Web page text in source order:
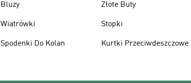
Bluzy
Wiatrówki
Spodenki Do Kolan
Złote Buty
Stopki
Kurtki Przeciwdeszczowe